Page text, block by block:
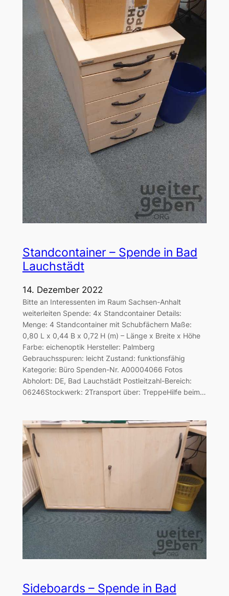
Standcontainer – Spende in Bad
Lauchstädt
14. Dezember 2022
Bitte an Interessenten im Raum Sachsen-Anhalt
weiterleiten Spende: 4x Standcontainer Details:
Menge: 4 Standcontainer mit Schubfächern Maße:
0,80 L x 0,44 B x 0,72 H (m) – Länge x Breite x Höhe
Farbe: eichenoptik Hersteller: Palmberg
Gebrauchsspuren: leicht Zustand: funktionsfähig
Kategorie: Büro Spenden-Nr. A00004066 Fotos
Abholort: DE, Bad Lauchstädt Postleitzahl-Bereich:
06246Stockwerk: 2Transport über: TreppeHilfe beim…
Sideboards – Spende in Bad